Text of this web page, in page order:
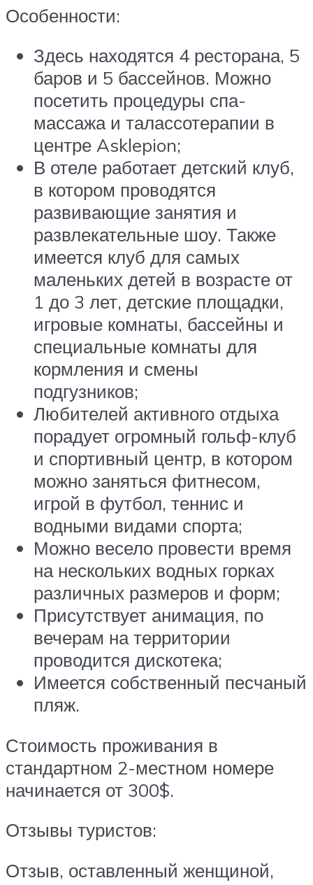
Особенности:
Здесь находятся 4 ресторана, 5
баров и 5 бассейнов. Можно
посетить процедуры спа-
массажа и талассотерапии в
центре Asklepion;
В отеле работает детский клуб,
в котором проводятся
развивающие занятия и
развлекательные шоу. Также
имеется клуб для самых
маленьких детей в возрасте от
1 до 3 лет, детские площадки,
игровые комнаты, бассейны и
специальные комнаты для
кормления и смены
подгузников;
Любителей активного отдыха
порадует огромный гольф-клуб
и спортивный центр, в котором
можно заняться фитнесом,
игрой в футбол, теннис и
водными видами спорта;
Можно весело провести время
на нескольких водных горках
различных размеров и форм;
Присутствует анимация, по
вечерам на территории
проводится дискотека;
Имеется собственный песчаный
пляж.
Стоимость проживания в
стандартном 2-местном номере
начинается от 300$.
Отзывы туристов:
Отзыв, оставленный женщиной,